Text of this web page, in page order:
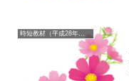
時短教材（平成28年度）